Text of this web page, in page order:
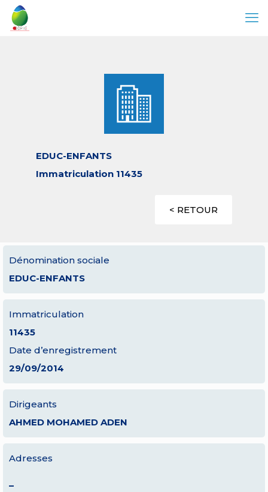
EDUC-ENFANTS
Immatriculation 11435
< RETOUR
Dénomination sociale
EDUC-ENFANTS
Immatriculation
11435
Date d’enregistrement
29/09/2014
Dirigeants
AHMED MOHAMED ADEN
Adresses
–